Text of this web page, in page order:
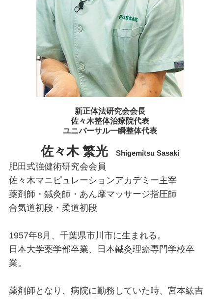
新正体法研究会会長
佐々木整体治療院代表
ユニバーサル一瞬整体代表
佐々木 繁光 Shigemitsu Sasaki
肥田式強健術研究会会員
佐々木マニピュレーションアカデミー主宰
薬剤師・鍼灸師・あん摩マッサージ指圧師
合気道初段・柔道初段
1957年8月、千葉県市川市に生まれる。
日本大学薬学部卒業、日本鍼灸理療専門学校卒
業。
薬剤師となり、病院に勤務していた時、 宮本紘吉